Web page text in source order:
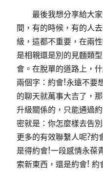
最後我想分享給大家
間，有的時候，有的人
級，這都不重要，在兩
是相親還是別的見麵類
會。在脫單的道路上，
兩個字：約會!永遠不要
的聊天就萬事大吉了，
升級關係的，只能通過
密就是：你怎麼樣去告
更多的有效聯繫人呢?約
是得約會!一段感情永葆
索新東西，還是約會!